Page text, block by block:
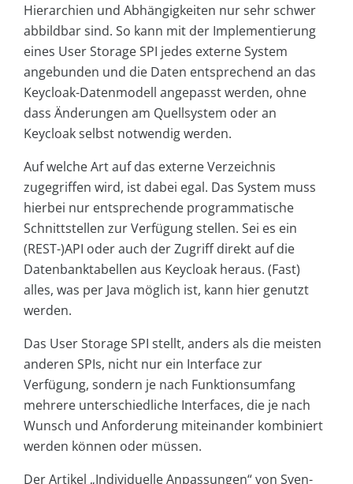
Hierarchien und Abhängigkeiten nur sehr schwer
abbildbar sind. So kann mit der Implementierung
eines User Storage SPI jedes externe System
angebunden und die Daten entsprechend an das
Keycloak-Datenmodell angepasst werden, ohne
dass Änderungen am Quellsystem oder an
Keycloak selbst notwendig werden.
Auf welche Art auf das externe Verzeichnis
zugegriffen wird, ist dabei egal. Das System muss
hierbei nur entsprechende programmatische
Schnittstellen zur Verfügung stellen. Sei es ein
(REST-)API oder auch der Zugriff direkt auf die
Datenbanktabellen aus Keycloak heraus. (Fast)
alles, was per Java möglich ist, kann hier genutzt
werden.
Das User Storage SPI stellt, anders als die meisten
anderen SPIs, nicht nur ein Interface zur
Verfügung, sondern je nach Funktionsumfang
mehrere unterschiedliche Interfaces, die je nach
Wunsch und Anforderung miteinander kombiniert
werden können oder müssen.
Der Artikel „Individuelle Anpassungen“ von Sven-